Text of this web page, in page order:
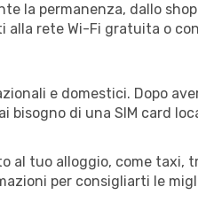
la permanenza, dallo
alla rete Wi-Fi gratuita o
e domestici. Dopo
bisogno di una SIM card
al tuo alloggio, come taxi,
per consigliarti le